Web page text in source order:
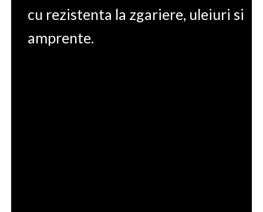
cu rezistenta la zgariere, uleiuri si
amprente.